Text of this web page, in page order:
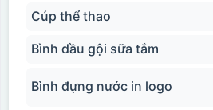
Cúp thể thao
Bình dầu gội sữa tắm
Bình đựng nước in logo